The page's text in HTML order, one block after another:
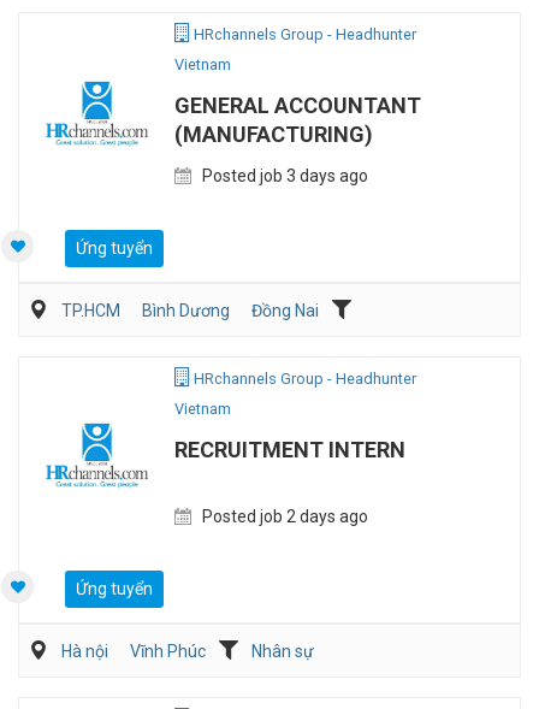
HRchannels Group - Headhunter
Vietnam
GENERAL ACCOUNTANT
(MANUFACTURING)
Posted job 3 days ago
Ứng tuyển
TP.HCM Bình Dương
Đồng Nai
HRchannels Group - Headhunter
Vietnam
RECRUITMENT INTERN
Posted job 2 days ago
Ứng tuyển
Hà nội Vĩnh Phúc Nhân sự